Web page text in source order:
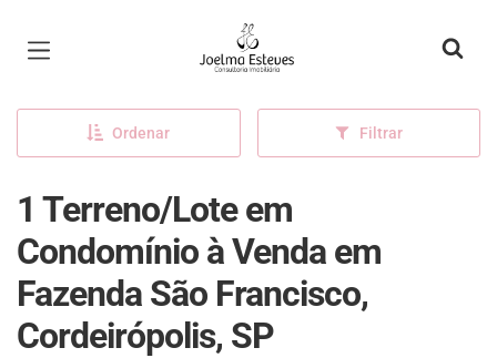
Página inicial
Ordenar Filtrar
1 Terreno/Lote em
Condomínio à Venda em
Fazenda São Francisco,
Cordeirópolis, SP